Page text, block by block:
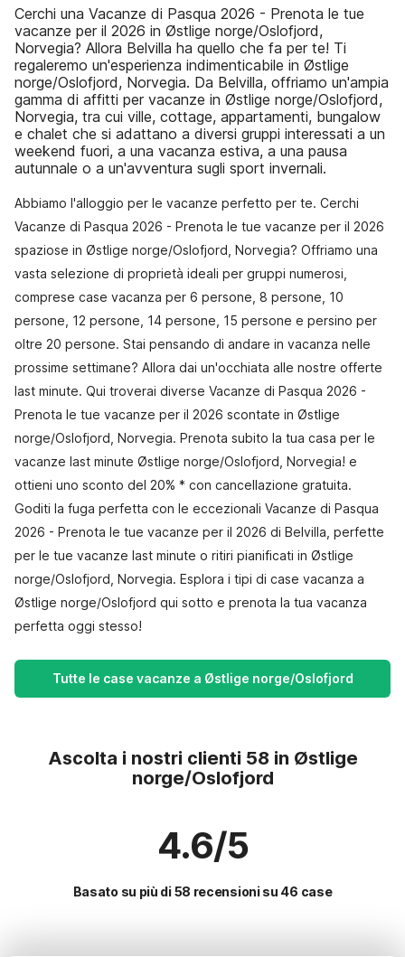
Cerchi una Vacanze di Pasqua 2026 - Prenota le tue
vacanze per il 2026 in Østlige norge/Oslofjord,
Norvegia? Allora Belvilla ha quello che fa per te! Ti
regaleremo un'esperienza indimenticabile in Østlige
norge/Oslofjord, Norvegia. Da Belvilla, offriamo un'ampia
gamma di affitti per vacanze in Østlige norge/Oslofjord,
Norvegia, tra cui ville, cottage, appartamenti, bungalow
e chalet che si adattano a diversi gruppi interessati a un
weekend fuori, a una vacanza estiva, a una pausa
autunnale o a un'avventura sugli sport invernali.
Abbiamo l'alloggio per le vacanze perfetto per te. Cerchi
Vacanze di Pasqua 2026 - Prenota le tue vacanze per il 2026
spaziose in Østlige norge/Oslofjord, Norvegia? Offriamo una
vasta selezione di proprietà ideali per gruppi numerosi,
comprese case vacanza per 6 persone, 8 persone, 10
persone, 12 persone, 14 persone, 15 persone e persino per
oltre 20 persone. Stai pensando di andare in vacanza nelle
prossime settimane? Allora dai un'occhiata alle nostre offerte
last minute. Qui troverai diverse Vacanze di Pasqua 2026 -
Prenota le tue vacanze per il 2026 scontate in Østlige
norge/Oslofjord, Norvegia. Prenota subito la tua casa per le
vacanze last minute Østlige norge/Oslofjord, Norvegia! e
ottieni uno sconto del 20% * con cancellazione gratuita.
Goditi la fuga perfetta con le eccezionali Vacanze di Pasqua
2026 - Prenota le tue vacanze per il 2026 di Belvilla, perfette
per le tue vacanze last minute o ritiri pianificati in Østlige
norge/Oslofjord, Norvegia. Esplora i tipi di case vacanza a
Østlige norge/Oslofjord qui sotto e prenota la tua vacanza
perfetta oggi stesso!
Tutte le case vacanze a Østlige norge/Oslofjord
Ascolta i nostri clienti 58 in Østlige
norge/Oslofjord
4.6/5
Basato su più di 58 recensioni su 46 case